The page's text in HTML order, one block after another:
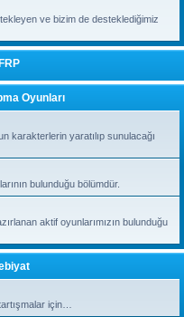
ve bizim de desteklediğimiz
Oyunları
karakterlerin yaratılıp sunulacağı
bulunduğu bölümdür.
aktif oyunlarımızın bulunduğu
için…